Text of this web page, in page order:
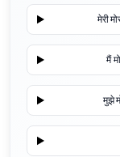
मेरी
मैं
मुझे